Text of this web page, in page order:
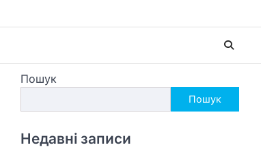
Пошук
Пошук
Недавні записи